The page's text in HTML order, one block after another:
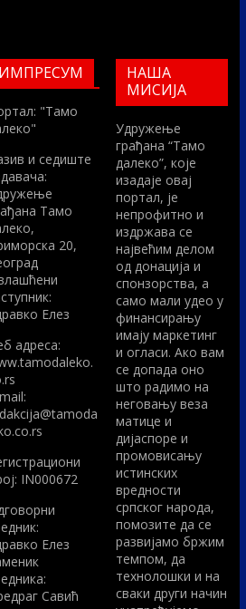
ИМПРЕСУМ
"Тамо
и седиште
Тамо
20,
Елез
адреса:
IN000672
Елез
Савић
НАША
МИСИЈА
Удружење
грађана “Тамо
далеко”, које
изадаје овај
портал, је
непрофитно и
издржава се
највећим делом
од донација и
спонзорства, а
само мали удео у
финансирању
имају маркетинг
и огласи. Ако вам
се допада оно
што радимо на
неговању веза
матице и
дијаспоре и
промовисању
истинских
вредности
српског народа,
помозите да се
развијамо бржим
темпом, да
технолошки и на
сваки други начин